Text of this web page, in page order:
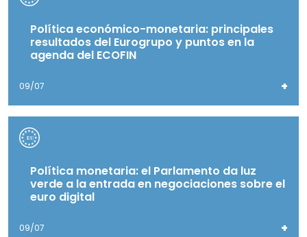
Política económico-monetaria: principales
resultados del Eurogrupo y puntos en la
agenda del ECOFIN
09/07 +
Política monetaria: el Parlamento da luz
verde a la entrada en negociaciones sobre el
euro digital
09/07 +